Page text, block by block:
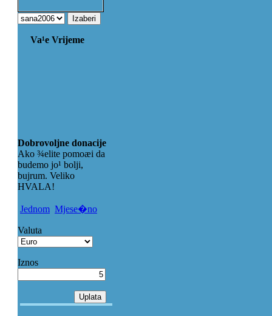
Va¹e Vrijeme
Dobrovoljne donacije
Ako ¾elite pomoæi da
budemo jo¹ bolji,
bujrum. Veliko
HVALA!
Jednom Mjese�no
Valuta
Iznos